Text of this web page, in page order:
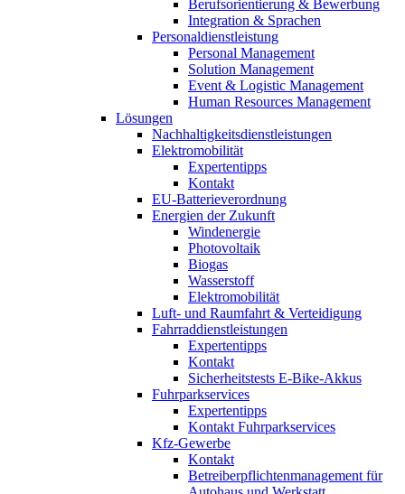
Berufsorientierung & Bewerbung
Integration & Sprachen
Personaldienstleistung
Personal Management
Solution Management
Event & Logistic Management
Human Resources Management
Lösungen
Nachhaltigkeitsdienstleistungen
Elektromobilität
Expertentipps
Kontakt
EU-Batterieverordnung
Energien der Zukunft
Windenergie
Photovoltaik
Biogas
Wasserstoff
Elektromobilität
Luft- und Raumfahrt & Verteidigung
Fahrraddienstleistungen
Expertentipps
Kontakt
Sicherheitstests E-Bike-Akkus
Fuhrparkservices
Expertentipps
Kontakt Fuhrparkservices
Kfz-Gewerbe
Kontakt
Betreiberpflichtenmanagement für